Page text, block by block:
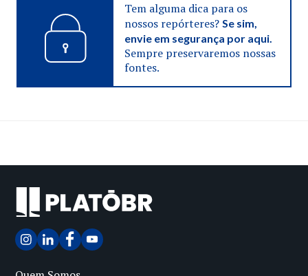
Tem alguma dica para os
nossos repórteres? Se sim,
envie em segurança por aqui.
Sempre preservaremos nossas
fontes.